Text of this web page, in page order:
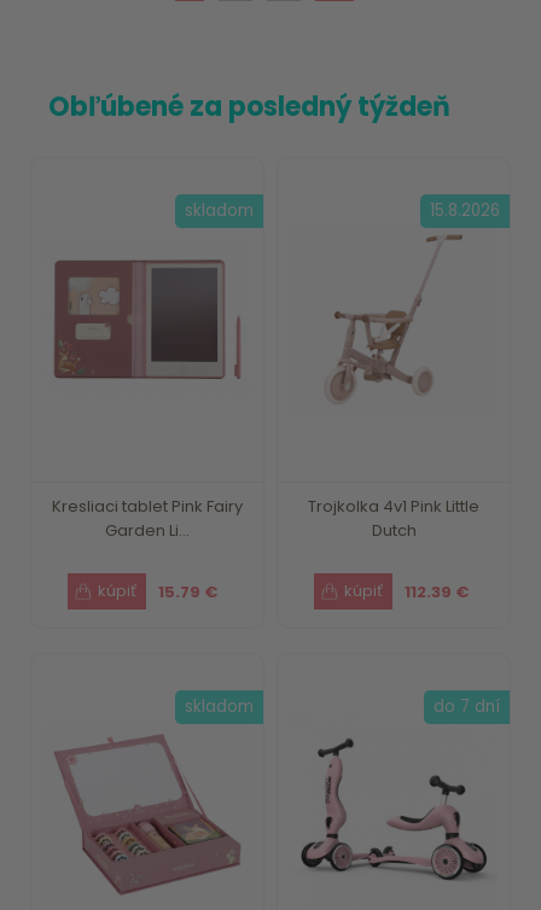
Obľúbené za posledný týždeň
Kresliaci tablet Pink Fairy
Garden Li...
15.79 €
skladom
Trojkolka 4v1 Pink Little
Dutch
112.39 €
15.8.2026
skladom do 7 dní